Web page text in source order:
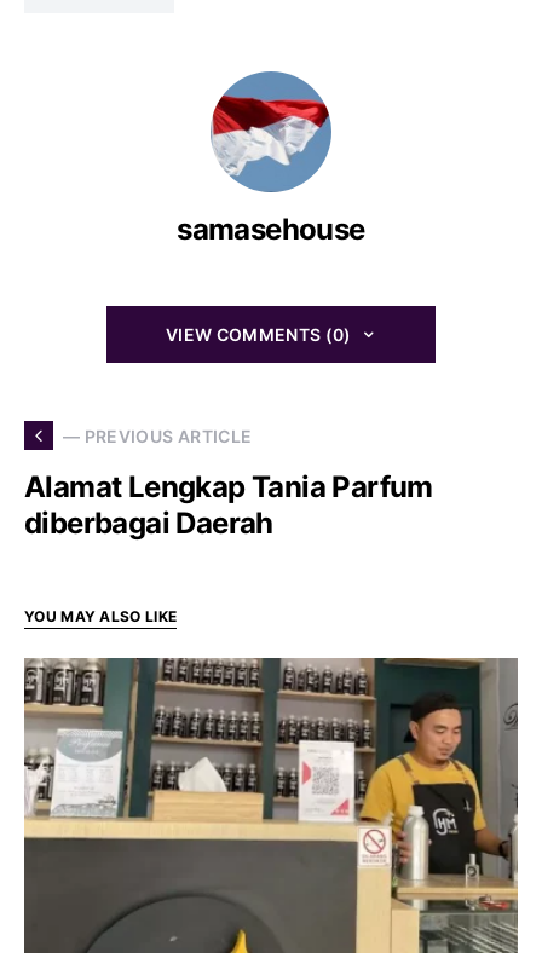
samasehouse
VIEW COMMENTS (0)
— PREVIOUS ARTICLE
Alamat Lengkap Tania Parfum
diberbagai Daerah
YOU MAY ALSO LIKE